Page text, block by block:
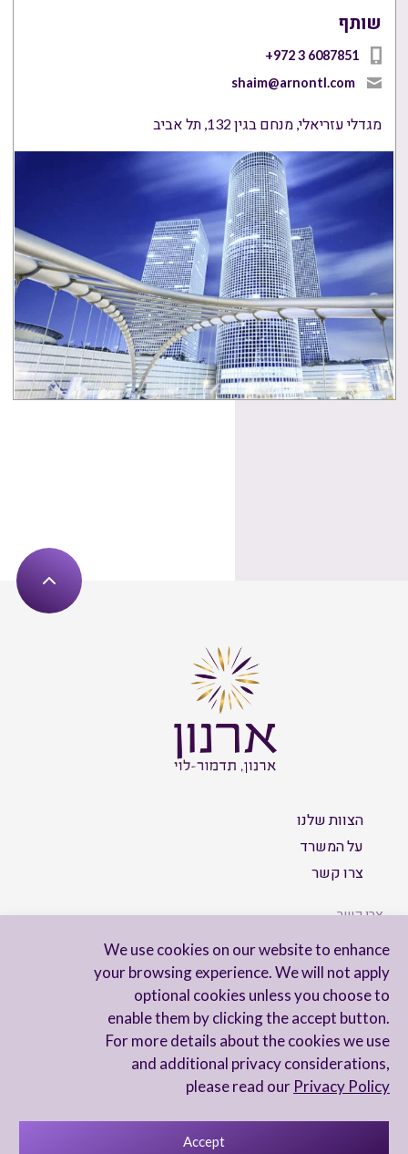
We use cookies on our website to enhance
your browsing experience. We will not apply
optional cookies unless you choose to
enable them by clicking the accept button.
For more details about the cookies we use
and additional privacy considerations,
please read our Privacy Policy
Accept
שותף
+972 3 6087851
shaim@arnontl.com
מגדלי עזריאלי, מנחם בגין 132, תל אביב
הצוות שלנו
על המשרד
צרו קשר
צרו קשר
הישארו מעודכנים
מדיניות פרטיות הצהרת נגישות